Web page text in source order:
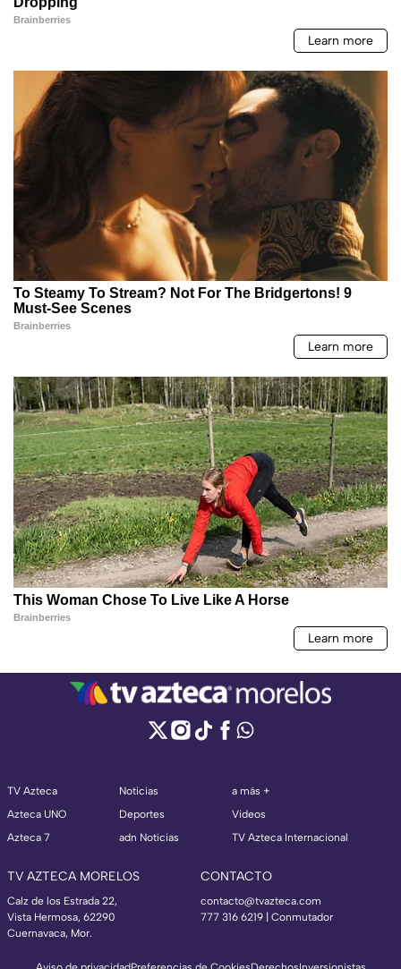
TV Azteca
Azteca UNO
Azteca 7
Noticias
Deportes
adn Noticias
a más +
Videos
TV Azteca Internacional
TV AZTECA MORELOS
Calz de los Estrada 22,
Vista Hermosa, 62290
Cuernavaca, Mor.
CONTACTO
contacto@tvazteca.com
777 316 6219 | Conmutador